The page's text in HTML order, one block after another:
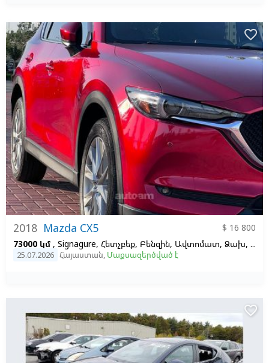
2018 Mazda CX5
$ 16 800
73000 կմ , Signagure, Հետչբեք, Բենզին, Ավտոմատ, Ձախ,
25.07.2026 Հայաստան, Մաքսազերծված է
favorite_border
favorite_border